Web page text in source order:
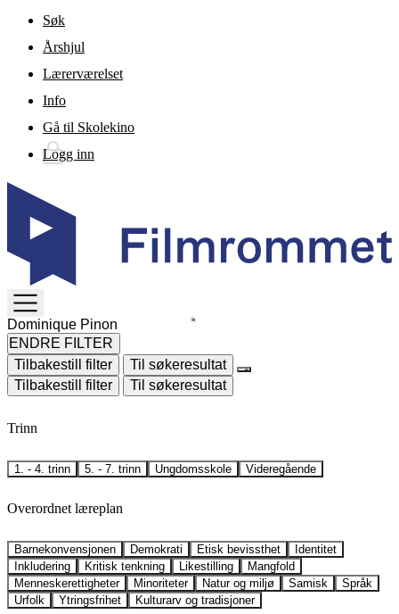
Gå til hovedinnhold
Søk
Årshjul
Lærerværelset
Info
Gå til Skolekino
Logg inn
TOGGLE
MENU
ENDRE FILTER
Tilbakestill filter
Til søkeresultat
Tilbakestill filter
Til søkeresultat
Trinn
1. - 4. trinn 5. - 7. trinn Ungdomsskole Videregående
Overordnet læreplan
Barnekonvensjonen Demokrati Etisk bevissthet
Identitet
Inkludering
Kritisk tenkning Likestilling
Mangfold
Menneskerettigheter
Minoriteter Natur og miljø Samisk
Språk
Urfolk
Ytringsfrihet Kulturarv og tradisjoner